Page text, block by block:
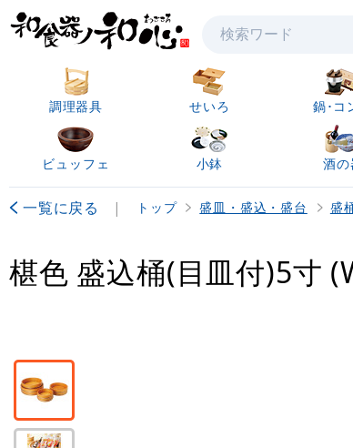
検索
調理器具 せいろ 鍋･コ
ビュッフェ 小鉢 酒の
一覧に戻る | トップ 盛皿・盛込・盛台 盛
椹色 盛込桶(目皿付)5寸